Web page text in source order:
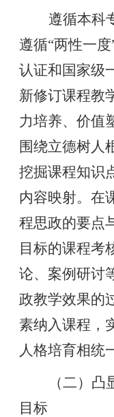
遵循本科
遵循“两性一
认证和国家级
新修订课程教
力培养、价值
围绕立德树人
挖掘课程知识
内容映射。在
程思政的要点
目标的课程考
论、案例研讨
政教学效果的
素纳入课程，
人格培育相统
（二）
目标